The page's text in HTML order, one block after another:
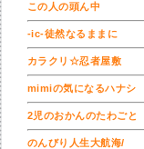
この人の頭ん中
-ic-徒然なるままに
カラクリ☆忍者屋敷
mimiの気になるハナシ
2児のおかんのたわごと
のんびり人生大航海/